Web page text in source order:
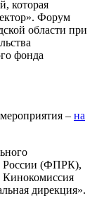
которая
Форум
области при
фонда
– на
России (ФПРК),
Кинокомиссия
дирекция».